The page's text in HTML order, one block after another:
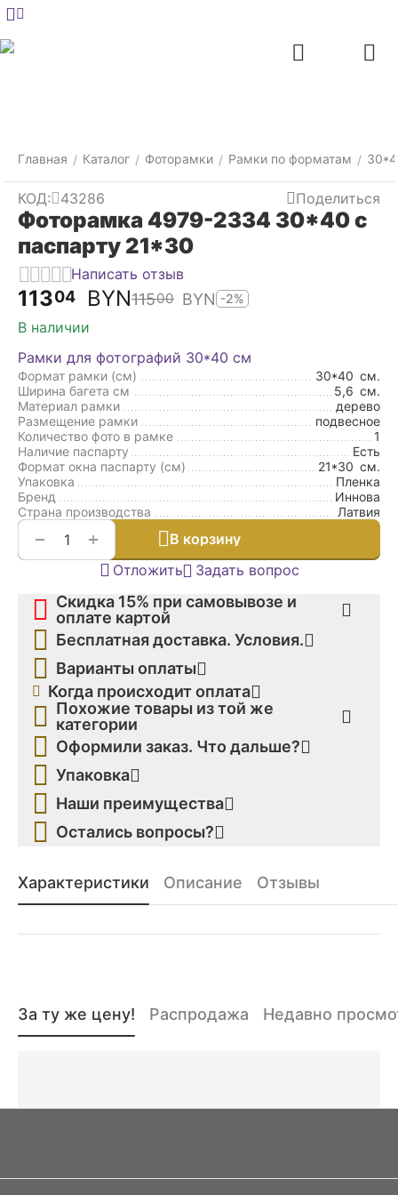
Главная / Каталог / Фоторамки / Рамки по форматам /
КОД: 43286 Поделиться
Фоторамка 4979-2334 30*40 с
паспарту 21*30
Написать отзыв
11304 BYN11500 BYN -2%
В наличии
Рамки для фотографий 30*40 см
Формат рамки (см) 30*40 см.
Ширина багета см
5,6 см.
Материал рамки
дерево
Размещение рамки
подвесное
Количество фото в рамке
1
Наличие паспарту
Есть
Формат окна паспарту (см)
21*30 см.
Упаковка
Пленка
Бренд
Иннова
Страна производства
Латвия
+
−
В корзину
Отложить
Задать вопрос
Скидка 15% при самовывозе и
оплате картой
Бесплатная доставка. Условия.
Варианты оплаты
Когда происходит оплата
Похожие товары из той же
категории
Оформили заказ. Что дальше?
Упаковка
Наши преимущества
Остались вопросы?
Характеристики Описание Отзывы
За ту же цену! Распродажа Недавно